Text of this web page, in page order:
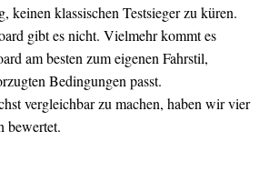
keinen klassischen Testsieger zu küren.
gibt es nicht. Vielmehr kommt es
am besten zum eigenen Fahrstil,
Bedingungen passt.
vergleichbar zu machen, haben wir vier
bewertet.